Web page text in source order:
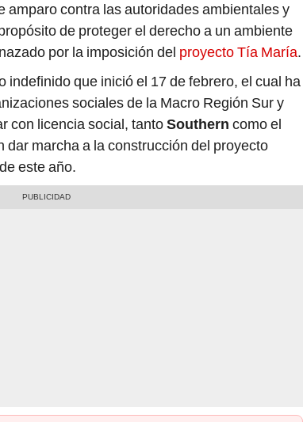
amparo contra las autoridades ambientales y
de proteger el derecho a un ambiente
por la imposición del proyecto Tía María.
indefinido que inició el 17 de febrero, el cual ha
sociales de la Macro Región Sur y
con licencia social, tantoSouthern como el
marcha a la construcción del proyecto
este año.